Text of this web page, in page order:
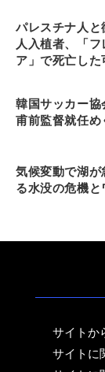
パレスチナ人
人入植者、「
ア」で死亡した
韓国サッカー
甫前監督就任
気候変動で湖が
る水没の危機
サイトか
サイトに